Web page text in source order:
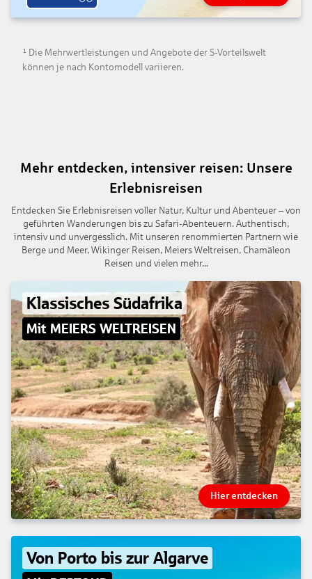
¹ Die Mehrwertleistungen und Angebote der S-Vorteilswelt
können je nach Kontomodell variieren.
Mehr entdecken, intensiver reisen: Unsere
Erlebnisreisen
Entdecken Sie Erlebnisreisen voller Natur, Kultur und Abenteuer – von
geführten Wanderungen bis zu Safari-Abenteuern. Authentisch,
intensiv und unvergesslich. Mit unseren renommierten Partnern wie
Berge und Meer, Wikinger Reisen, Meiers Weltreisen, Chamäleon
Reisen und vielen mehr...
Klassisches Südafrika
Mit MEIERS WELTREISEN
Hier entdecken
Von Porto bis zur Algarve